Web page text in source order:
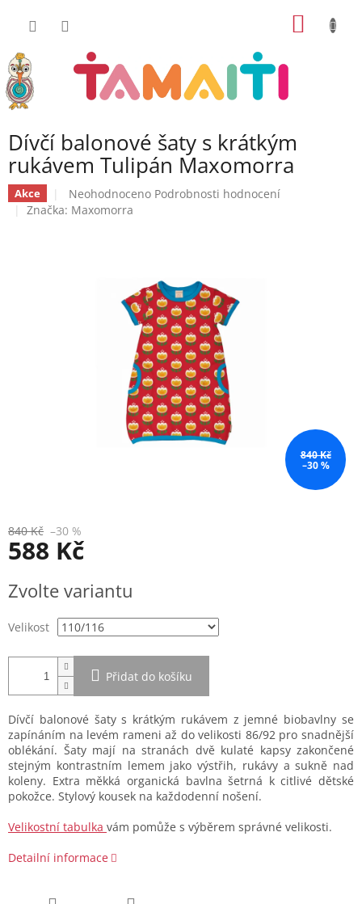
Dívčí balonové šaty s krátkým
rukávem Tulipán Maxomorra
Akce
Průměrné
hodnocení
hvězdiček.
Neohodnoceno Podrobnosti hodnocení
Značka: Maxomorra
840 Kč
–30 %
840 Kč –30 %
588 Kč
cena:
Zvolte variantu
Velikost
Přidat do košíku
Dívčí balonové šaty s krátkým rukávem z jemné biobavlny se
zapínáním na levém rameni až do velikosti 86/92 pro snadnější
oblékání. Šaty mají na stranách dvě kulaté kapsy zakončené
stejným kontrastním lemem jako výstřih, rukávy a sukně nad
koleny. Extra měkká organická bavlna šetrná k citlivé dětské
pokožce. Stylový kousek na každodenní nošení.
Velikostní tabulka vám pomůže s výběrem správné velikosti.
Detailní informace